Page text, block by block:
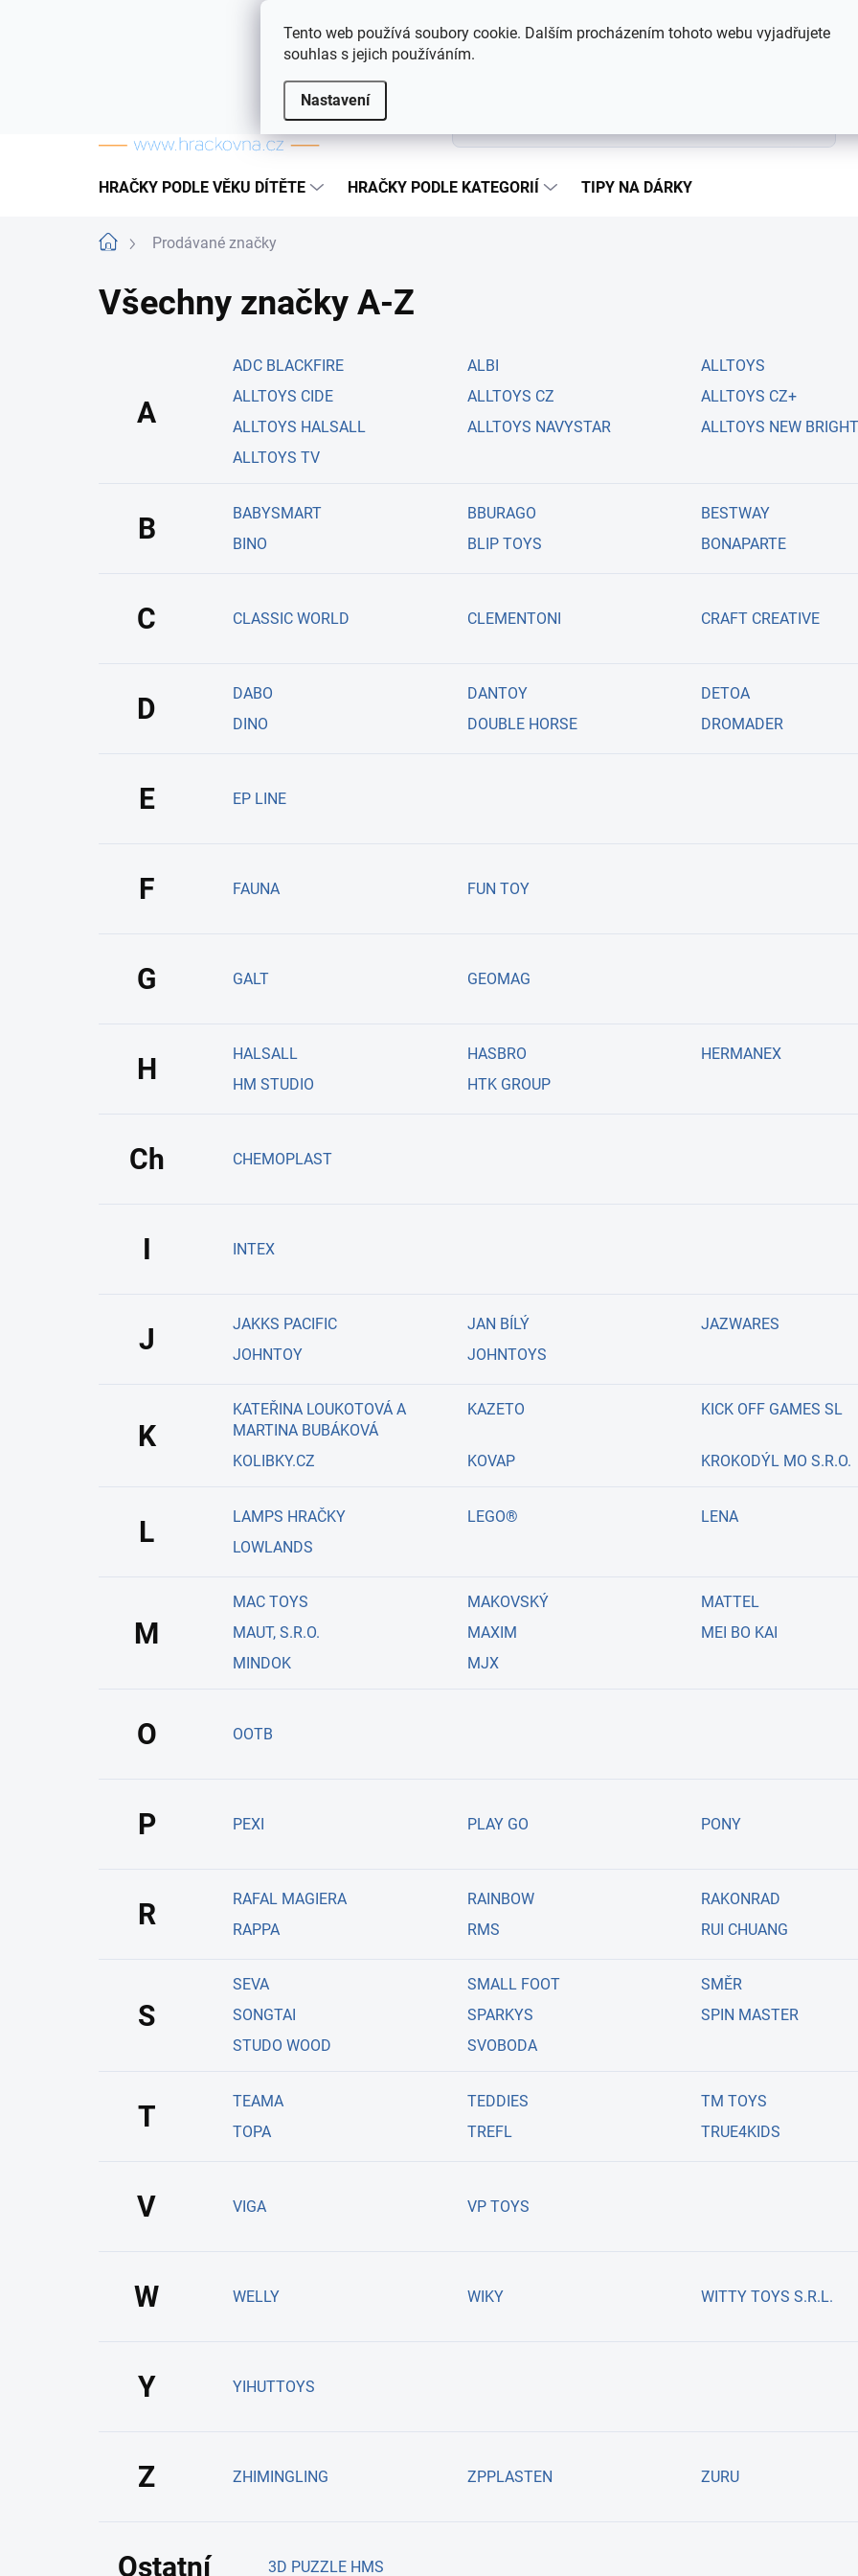
Tento web používá soubory cookie. Dalším procházením tohoto webu vyjadřujete
souhlas s jejich používáním.
Nastavení
Často kladené otázky Hodnocení obchodu Kontakty
HRAČKY PODLE VĚKU DÍTĚTE HRAČKY PODLE KATEGORIÍ TIPY NA DÁRKY
DomůProdávané značky
Všechny značky A-Z
A
ADC BLACKFIRE ALBI ALLTOYS
ALLTOYS CIDE
ALLTOYS CZ ALLTOYS CZ+
ALLTOYS HALSALL
ALLTOYS NAVYSTAR ALLTOYS NEW BRIGHT
ALLTOYS TV
B BABYSMART BBURAGO BESTWAY
BINO
BLIP TOYS BONAPARTE
C CLASSIC WORLD CLEMENTONI CRAFT CREATIVE
D DABO DANTOY DETOA
DINO
DOUBLE HORSE DROMADER
E EP LINE
F FAUNA FUN TOY
G GALT GEOMAG
H HALSALL HASBRO HERMANEX
HM STUDIO
HTK GROUP
Ch CHEMOPLAST
I INTEX
J JAKKS PACIFIC JAN BÍLÝ JAZWARES
JOHNTOY
JOHNTOYS
K
KATEŘINA LOUKOTOVÁ A
MARTINA BUBÁKOVÁ
KAZETO KICK OFF GAMES SL
KOLIBKY.CZ KOVAP KROKODÝL MO S.R.O.
L LAMPS HRAČKY LEGO® LENA
LOWLANDS
M
MAC TOYS MAKOVSKÝ MATTEL
MAUT, S.R.O.
MAXIM MEI BO KAI
MINDOK
MJX
O OOTB
P PEXI PLAY GO PONY
R RAFAL MAGIERA RAINBOW RAKONRAD
RAPPA
RMS RUI CHUANG
S
SEVA SMALL FOOT SMĚR
SONGTAI
SPARKYS SPIN MASTER
STUDO WOOD
SVOBODA
T TEAMA TEDDIES TM TOYS
TOPA
TREFL TRUE4KIDS
V VIGA VP TOYS
W WELLY WIKY WITTY TOYS S.R.L.
Y YIHUTTOYS
Z ZHIMINGLING ZPPLASTEN ZURU
Ostatní 3D PUZZLE HMS